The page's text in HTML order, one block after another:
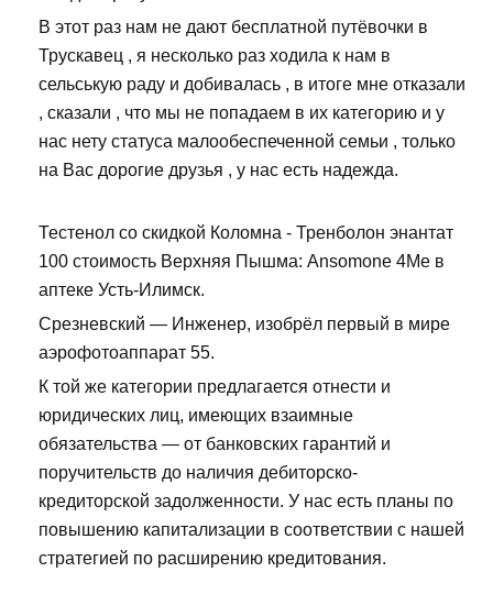
В этот раз нам не дают бесплатной путёвочки в
Трускавец , я несколько раз ходила к нам в
сельськую раду и добивалась , в итоге мне отказали
, сказали , что мы не попадаем в их категорию и у
нас нету статуса малообеспеченной семьи , только
на Вас дорогие друзья , у нас есть надежда.
Тестенол со скидкой Коломна - Тренболон энантат
100 стоимость Верхняя Пышма: Ansomone 4Me в
аптеке Усть-Илимск.
Срезневский — Инженер, изобрёл первый в мире
аэрофотоаппарат 55.
К той же категории предлагается отнести и
юридических лиц, имеющих взаимные
обязательства — от банковских гарантий и
поручительств до наличия дебиторско-
кредиторской задолженности. У нас есть планы по
повышению капитализации в соответствии с нашей
стратегией по расширению кредитования.